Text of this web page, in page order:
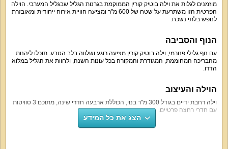
מוזמנים לגלות את וילה בוטיק קורין הממוקמת בגרנות הגליל שבגליל המערבי. הוילה
הפרטית הזו משתרעת על שטח של 600 מ"ר ומציעה חוויית אירוח ייחודית ומאובזרת
לנופש בלתי נשכח.
הנוף והסביבה
עם נוף גלילי פנורמי, וילה בוטיק קורין מציעה רוגע ושלווה בלב הטבע. תוכלו ליהנות
מהבריכה המחוממת, המגודרת והמקורה בכל עונות השנה, ולחוות את הגליל במלוא
הדרו.
הוילה והעיצוב
וילה רחבת ידיים בגודל 300 מ"ר בנוי, הכוללת ארבעה חדרי שינה, מתוכם 3 סוויטות
עם חדרי רחצה פרטיים.
הצג את כל המידע